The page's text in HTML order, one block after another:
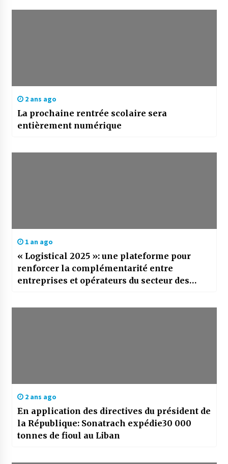
2 ans ago
La prochaine rentrée scolaire sera
entièrement numérique
1 an ago
« Logistical 2025 »: une plateforme pour
renforcer la complémentarité entre
entreprises et opérateurs du secteur des
2 ans ago
En application des directives du président de
la République: Sonatrach expédie30 000
tonnes de fioul au Liban